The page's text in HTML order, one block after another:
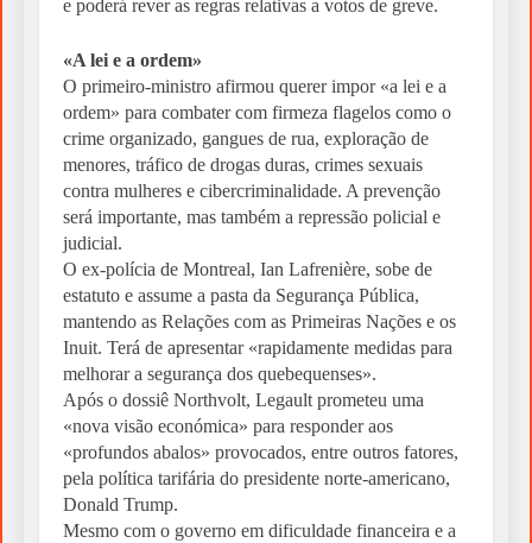
e poderá rever as regras relativas a votos de greve.
«A lei e a ordem»
O primeiro-ministro afirmou querer impor «a lei e a
ordem» para combater com firmeza flagelos como o
crime organizado, gangues de rua, exploração de
menores, tráfico de drogas duras, crimes sexuais
contra mulheres e cibercriminalidade. A prevenção
será importante, mas também a repressão policial e
judicial.
O ex-polícia de Montreal, Ian Lafrenière, sobe de
estatuto e assume a pasta da Segurança Pública,
mantendo as Relações com as Primeiras Nações e os
Inuit. Terá de apresentar «rapidamente medidas para
melhorar a segurança dos quebequenses».
Após o dossiê Northvolt, Legault prometeu uma
«nova visão económica» para responder aos
«profundos abalos» provocados, entre outros fatores,
pela política tarifária do presidente norte-americano,
Donald Trump.
Mesmo com o governo em dificuldade financeira e a